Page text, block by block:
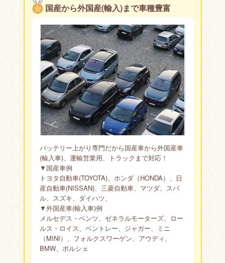
国産から外国産(輸入)まで車種豊富
バッテリー上がり専門だから国産車から外国産車
(輸入車)、運輸営業用、トラックまで対応！
▼国産車例
トヨタ自動車(TOYOTA)、ホンダ（HONDA）、日
産自動車(NISSAN)、三菱自動車、マツダ、スバ
ル、スズキ、ダイハツ、
▼外国産車(輸入車)例
メルセデス・ベンツ、ゼネラルモーターズ、ロー
ルス・ロイス、ベントレー、ジャガー、ミニ
（MINI）、フォルクスワーゲン、アウディ、
BMW、ポルシェ